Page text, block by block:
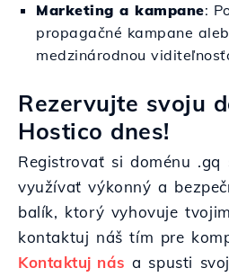
Marketing a kampane:
propagačné kampane
medzinárodnou
Rezervujte svoju
Hostico dnes!
Registrovať si doménu .gq
využívať výkonný a
balík, ktorý vyhovuje
kontaktuj náš tím pre
Kontaktuj nás a spusti